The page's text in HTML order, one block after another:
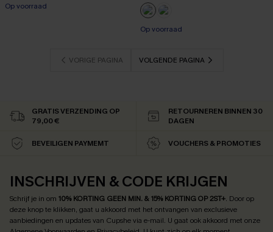
Op voorraad
Op voorraad
VORIGE PAGINA VOLGENDE PAGINA
GRATIS VERZENDING OP
79,00 €
RETOURNEREN BINNEN 30
DAGEN
BEVEILIGEN PAYMEMT VOUCHERS & PROMOTIES
INSCHRIJVEN & CODE KRIJGEN
Schrijf je in om 10% KORTING GEEN MIN. & 15% KORTING OP 2ST+. Door op
deze knop te klikken, gaat u akkoord met het ontvangen van exclusieve
aanbiedingen en updates van Cupshe via e-mail. U gaat ook akkoord met onze